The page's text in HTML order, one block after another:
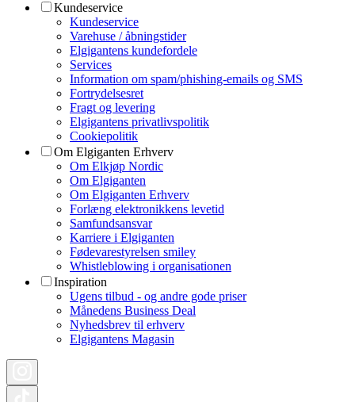
Kundeservice
Kundeservice
Varehuse / åbningstider
Elgigantens kundefordele
Services
Information om spam/phishing-emails og SMS
Fortrydelsesret
Fragt og levering
Elgigantens privatlivspolitik
Cookiepolitik
Om Elgiganten Erhverv
Om Elkjøp Nordic
Om Elgiganten
Om Elgiganten Erhverv
Forlæng elektronikkens levetid
Samfundsansvar
Karriere i Elgiganten
Fødevarestyrelsen smiley
Whistleblowing i organisationen
Inspiration
Ugens tilbud - og andre gode priser
Månedens Business Deal
Nyhedsbrev til erhverv
Elgigantens Magasin